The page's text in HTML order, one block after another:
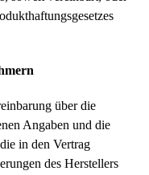
über die
Angaben und die
in den Vertrag
des Herstellers